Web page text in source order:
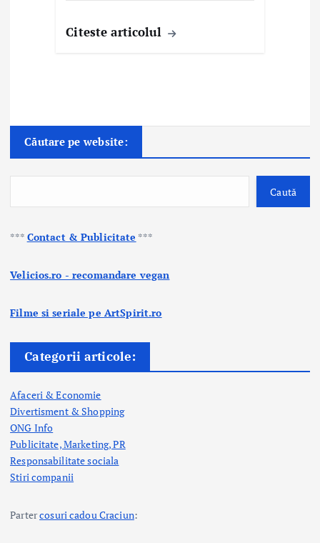
Citeste articolul
Căutare pe website:
Caută
*** Contact & Publicitate ***
Velicios.ro - recomandare vegan
Filme si seriale pe ArtSpirit.ro
Categorii articole:
Afaceri & Economie
Divertisment & Shopping
ONG Info
Publicitate, Marketing, PR
Responsabilitate sociala
Stiri companii
Partercosuri cadou Craciun: